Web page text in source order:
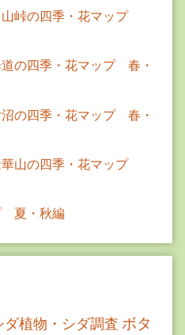
峠の四季・花マップ
の四季・花マップ 春・
の四季・花マップ 春・
山の四季・花マップ
夏・秋編
ダ植物・シダ調査 ボタ